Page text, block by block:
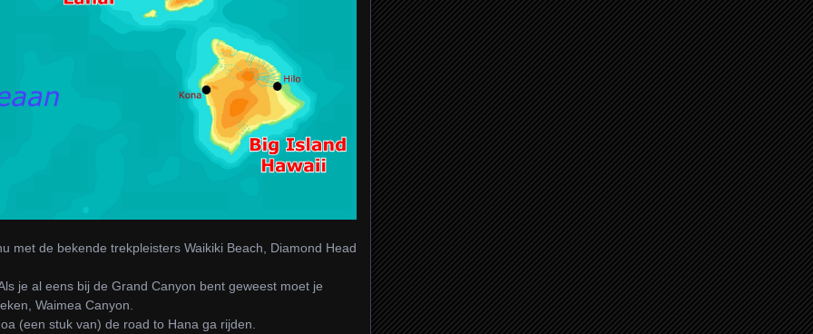
met de bekende trekpleisters Waikiki Beach, Diamond Head
je al eens bij de Grand Canyon bent geweest moet je
Waimea Canyon.
(een stuk van) de road to Hana ga rijden.